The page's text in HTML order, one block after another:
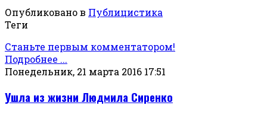
Опубликовано в Публицистика
Теги
Станьте первым комментатором!
Подробнее ...
Понедельник, 21 марта 2016 17:51
Ушла из жизни Людмила Сиренко